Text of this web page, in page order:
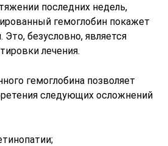
последних недель,
гемоглобин покажет
безусловно, является
лечения.
гемоглобина позволяет
следующих осложнений